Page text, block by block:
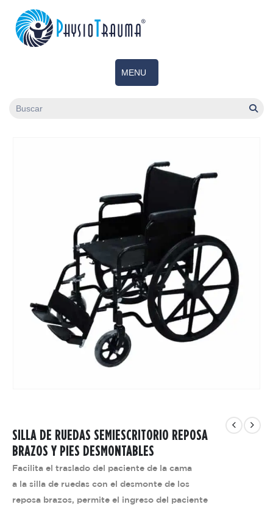
SILLA DE RUEDAS SEMIESCRITORIO REPOSA
BRAZOS Y PIES DESMONTABLES
Facilita el traslado del paciente de la cama
a la silla de ruedas con el desmonte de los
reposa brazos, permite el ingreso del paciente